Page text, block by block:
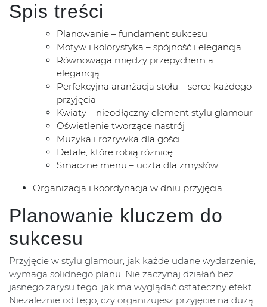
Spis treści
Planowanie – fundament sukcesu
Motyw i kolorystyka – spójność i elegancja
Równowaga między przepychem a
elegancją
Perfekcyjna aranżacja stołu – serce każdego
przyjęcia
Kwiaty – nieodłączny element stylu glamour
Oświetlenie tworzące nastrój
Muzyka i rozrywka dla gości
Detale, które robią różnicę
Smaczne menu – uczta dla zmysłów
Organizacja i koordynacja w dniu przyjęcia
Planowanie kluczem do
sukcesu
Przyjęcie w stylu glamour, jak każde udane wydarzenie,
wymaga solidnego planu. Nie zaczynaj działań bez
jasnego zarysu tego, jak ma wyglądać ostateczny efekt.
Niezależnie od tego, czy organizujesz przyjęcie na dużą